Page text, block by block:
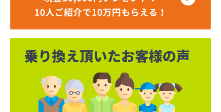
株式会社エネサンスサービス
株式会社エルピオ 宇都宮営業所
株式会社オオイデ
株式会社ガスパル 宇都宮販売所
株式会社ガスパル 那須販売所
株式会社キクチ
株式会社クレックス 宇都宮営業所
株式会社クレックス 那須塩原営業所
株式会社グローバルエナジー